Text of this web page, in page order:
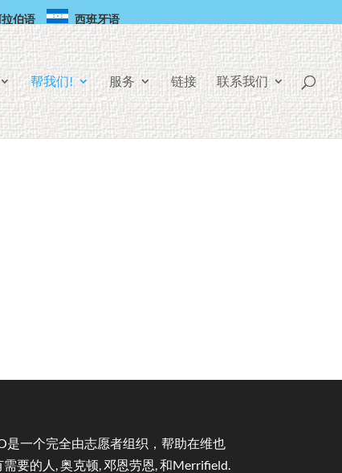
伯语 西班牙语
帮我们! 服务 链接 联系我们
是一个完全由志愿者组织，帮助在维也
需要的人, 奥克顿, 邓恩劳恩, 和Merrifield.